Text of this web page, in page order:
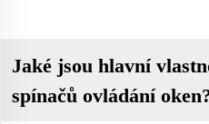
Jaké jsou hlavní
spínačů ovládání